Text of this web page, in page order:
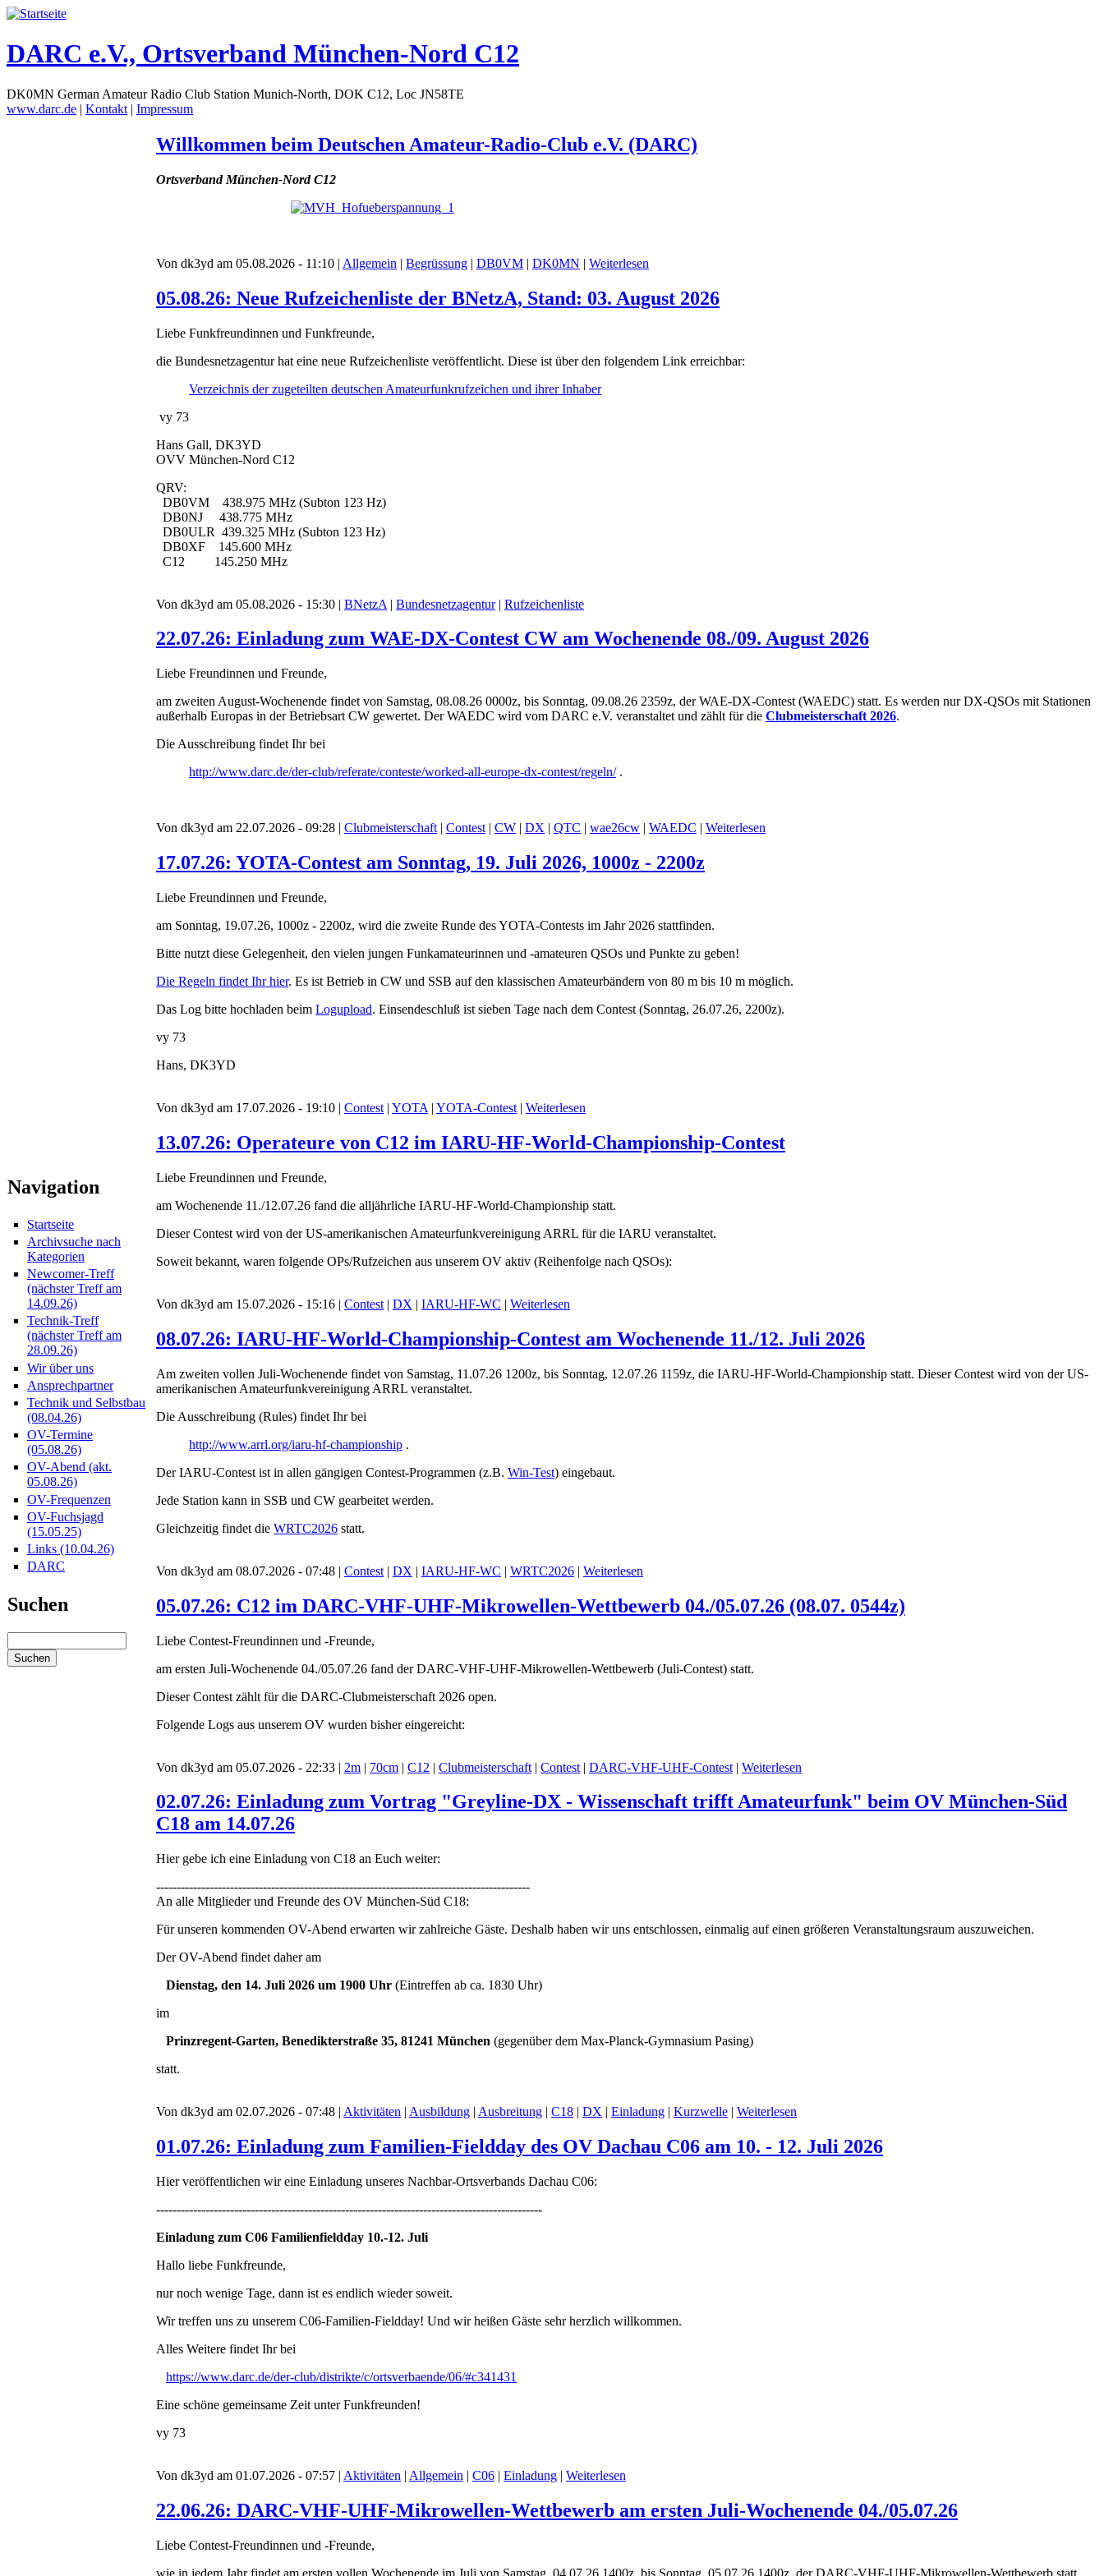
DARC e.V., Ortsverband München-Nord C12
DK0MN German Amateur Radio Club Station Munich-North, DOK C12, Loc JN58TE
www.darc.de | Kontakt | Impressum
Navigation
Startseite
Archivsuche nach
Kategorien
Newcomer-Treff
(nächster Treff am
14.09.26)
Technik-Treff
(nächster Treff am
28.09.26)
Wir über uns
Ansprechpartner
Technik und Selbstbau
(08.04.26)
OV-Termine
(05.08.26)
OV-Abend (akt.
05.08.26)
OV-Frequenzen
OV-Fuchsjagd
(15.05.25)
Links (10.04.26)
DARC
Suchen
Willkommen beim Deutschen Amateur-Radio-Club e.V. (DARC)
Ortsverband München-Nord C12
Von dk3yd am 05.08.2026 - 11:10 | Allgemein | Begrüssung | DB0VM | DK0MN | Weiterlesen
05.08.26: Neue Rufzeichenliste der BNetzA, Stand: 03. August 2026
Liebe Funkfreundinnen und Funkfreunde,
die Bundesnetzagentur hat eine neue Rufzeichenliste veröffentlicht. Diese ist über den folgendem Link erreichbar:
Verzeichnis der zugeteilten deutschen Amateurfunkrufzeichen und ihrer Inhaber
vy 73
Hans Gall, DK3YD
OVV München-Nord C12
QRV:
DB0VM 438.975 MHz (Subton 123 Hz)
DB0NJ 438.775 MHz
DB0ULR 439.325 MHz (Subton 123 Hz)
DB0XF 145.600 MHz
C12 145.250 MHz
Von dk3yd am 05.08.2026 - 15:30 | BNetzA | Bundesnetzagentur| Rufzeichenliste
22.07.26: Einladung zum WAE-DX-Contest CW am Wochenende 08./09. August 2026
Liebe Freundinnen und Freunde,
am zweiten August-Wochenende findet von Samstag, 08.08.26 0000z, bis Sonntag, 09.08.26 2359z, der WAE-DX-Contest (WAEDC) statt. Es werden nur DX-QSOs mit Stationen
außerhalb Europas in der Betriebsart CW gewertet. Der WAEDC wird vom DARC e.V. veranstaltet und zählt für die Clubmeisterschaft 2026.
Die Ausschreibung findet Ihr bei
http://www.darc.de/der-club/referate/conteste/worked-all-europe-dx-contest/regeln/.
Von dk3yd am 22.07.2026 - 09:28 | Clubmeisterschaft | Contest | CW | DX | QTC | wae26cw | WAEDC | Weiterlesen
17.07.26: YOTA-Contest am Sonntag, 19. Juli 2026, 1000z - 2200z
Liebe Freundinnen und Freunde,
am Sonntag, 19.07.26, 1000z - 2200z, wird die zweite Runde des YOTA-Contests im Jahr 2026 stattfinden.
Bitte nutzt diese Gelegenheit, den vielen jungen Funkamateurinnen und -amateuren QSOs und Punkte zu geben!
Die Regeln findet Ihr hier. Es ist Betrieb in CW und SSB auf den klassischen Amateurbändern von 80 m bis 10 m möglich.
Das Log bitte hochladen beim Logupload. Einsendeschluß ist sieben Tage nach dem Contest (Sonntag, 26.07.26, 2200z).
vy 73
Hans, DK3YD
Von dk3yd am 17.07.2026 - 19:10 | Contest | YOTA | YOTA-Contest | Weiterlesen
13.07.26: Operateure von C12 im IARU-HF-World-Championship-Contest
Liebe Freundinnen und Freunde,
am Wochenende 11./12.07.26 fand die alljährliche IARU-HF-World-Championship statt.
Dieser Contest wird von der US-amerikanischen Amateurfunkvereinigung ARRL für die IARU veranstaltet.
Soweit bekannt, waren folgende OPs/Rufzeichen aus unserem OV aktiv (Reihenfolge nach QSOs):
Von dk3yd am 15.07.2026 - 15:16 | Contest | DX | IARU-HF-WC | Weiterlesen
08.07.26: IARU-HF-World-Championship-Contest am Wochenende 11./12. Juli 2026
Am zweiten vollen Juli-Wochenende findet von Samstag, 11.07.26 1200z, bis Sonntag, 12.07.26 1159z, die IARU-HF-World-Championship statt. Dieser Contest wird von der US-
amerikanischen Amateurfunkvereinigung ARRL veranstaltet.
Die Ausschreibung (Rules) findet Ihr bei
http://www.arrl.org/iaru-hf-championship .
Der IARU-Contest ist in allen gängigen Contest-Programmen (z.B. Win-Test) eingebaut.
Jede Station kann in SSB und CW gearbeitet werden.
Gleichzeitig findet die WRTC2026 statt.
Von dk3yd am 08.07.2026 - 07:48 | Contest | DX | IARU-HF-WC | WRTC2026 | Weiterlesen
05.07.26: C12 im DARC-VHF-UHF-Mikrowellen-Wettbewerb 04./05.07.26 (08.07. 0544z)
Liebe Contest-Freundinnen und -Freunde,
am ersten Juli-Wochenende 04./05.07.26 fand der DARC-VHF-UHF-Mikrowellen-Wettbewerb (Juli-Contest) statt.
Dieser Contest zählt für die DARC-Clubmeisterschaft 2026 open.
Folgende Logs aus unserem OV wurden bisher eingereicht:
Von dk3yd am 05.07.2026 - 22:33 | 2m | 70cm | C12 | Clubmeisterschaft | Contest | DARC-VHF-UHF-Contest | Weiterlesen
02.07.26: Einladung zum Vortrag "Greyline-DX - Wissenschaft trifft Amateurfunk" beim OV München-Süd
C18 am 14.07.26
Hier gebe ich eine Einladung von C18 an Euch weiter:
-------------------------------------------------------------------------------------------
An alle Mitglieder und Freunde des OV München-Süd C18:
Für unseren kommenden OV-Abend erwarten wir zahlreiche Gäste. Deshalb haben wir uns entschlossen, einmalig auf einen größeren Veranstaltungsraum auszuweichen.
Der OV-Abend findet daher am
Dienstag, den 14. Juli 2026 um 1900 Uhr (Eintreffen ab ca. 1830 Uhr)
im
Prinzregent-Garten, Benedikterstraße 35, 81241 München (gegenüber dem Max-Planck-Gymnasium Pasing)
statt.
Von dk3yd am 02.07.2026 - 07:48 | Aktivitäten | Ausbildung | Ausbreitung | C18 | DX | Einladung | Kurzwelle | Weiterlesen
01.07.26: Einladung zum Familien-Fieldday des OV Dachau C06 am 10. - 12. Juli 2026
Hier veröffentlichen wir eine Einladung unseres Nachbar-Ortsverbands Dachau C06:
----------------------------------------------------------------------------------------------
Einladung zum C06 Familienfieldday 10.-12. Juli
Hallo liebe Funkfreunde,
nur noch wenige Tage, dann ist es endlich wieder soweit.
Wir treffen uns zu unserem C06-Familien-Fieldday! Und wir heißen Gäste sehr herzlich willkommen.
Alles Weitere findet Ihr bei
https://www.darc.de/der-club/distrikte/c/ortsverbaende/06/#c341431
Eine schöne gemeinsame Zeit unter Funkfreunden!
vy 73
Von dk3yd am 01.07.2026 - 07:57 | Aktivitäten | Allgemein | C06 | Einladung | Weiterlesen
22.06.26: DARC-VHF-UHF-Mikrowellen-Wettbewerb am ersten Juli-Wochenende 04./05.07.26
Liebe Contest-Freundinnen und -Freunde,
wie in jedem Jahr findet am ersten vollen Wochenende im Juli von Samstag, 04.07.26 1400z, bis Sonntag, 05.07.26 1400z, der DARC-VHF-UHF-Mikrowellen-Wettbewerb statt.